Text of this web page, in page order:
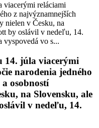
viacerými reláciami
z najvýznamnejších
nielen v Česku, na
by oslávil v nedeľu, 14.
vo s...
14. júla viacerými
narodenia jedného
osobností
na Slovensku, ale
v nedeľu, 14.